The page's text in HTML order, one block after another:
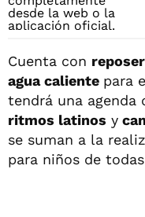
Cuenta con
agua caliente para
tendrá una agenda
ritmos latinos y
se suman a la
para niños de